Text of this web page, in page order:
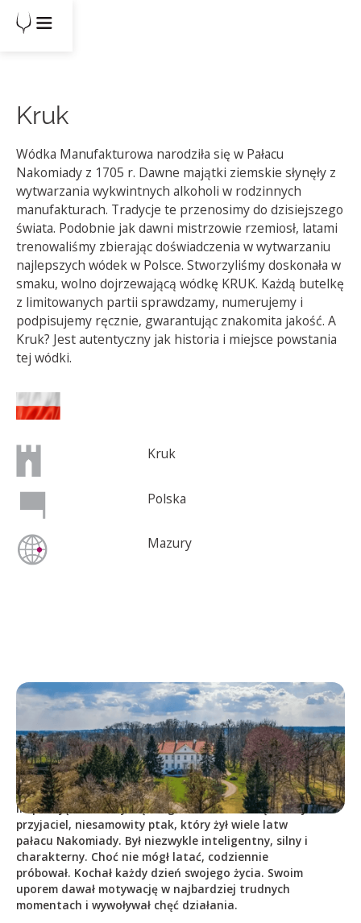
Kruk
Wódka Manufakturowa narodziła się w Pałacu
Nakomiady z 1705 r. Dawne majątki ziemskie słynęły z
wytwarzania wykwintnych alkoholi w rodzinnych
manufakturach. Tradycje te przenosimy do dzisiejszego
świata. Podobnie jak dawni mistrzowie rzemiosł, latami
trenowaliśmy zbierając doświadczenia w wytwarzaniu
najlepszych wódek w Polsce. Stworzyliśmy doskonała w
smaku, wolno dojrzewającą wódkę KRUK. Każdą butelkę
z limitowanych partii sprawdzamy, numerujemy i
podpisujemy ręcznie, gwarantując znakomita jakość. A
Kruk? Jest autentyczny jak historia i miejsce powstania
tej wódki.
Kruk
Polska
Mazury
Kruk
Inspiracją dla istoty męskiego trunku stał się dawny
przyjaciel, niesamowity ptak, który żył wiele latw
pałacu Nakomiady. Był niezwykle inteligentny, silny i
charakterny. Choć nie mógł latać, codziennie
próbował. Kochał każdy dzień swojego życia. Swoim
uporem dawał motywację w najbardziej trudnych
momentach i wywoływał chęć działania.